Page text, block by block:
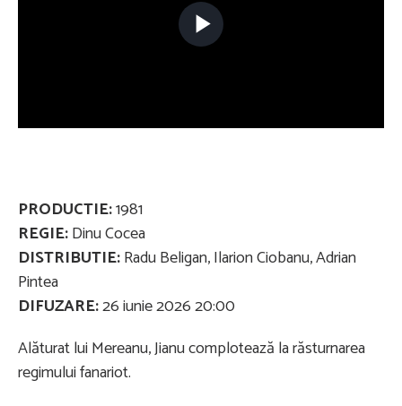
Play
PRODUCTIE:1981
REGIE:Dinu Cocea
DISTRIBUTIE:Radu Beligan, Ilarion Ciobanu, Adrian
Pintea
DIFUZARE:26 iunie 2026 20:00
Alăturat lui Mereanu, Jianu complotează la răsturnarea
regimului fanariot.